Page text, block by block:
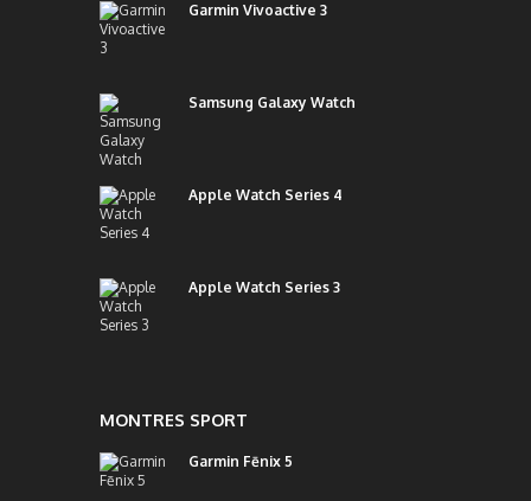
Garmin Vivoactive 3
Samsung Galaxy Watch
Apple Watch Series 4
Apple Watch Series 3
MONTRES SPORT
Garmin Fēnix 5